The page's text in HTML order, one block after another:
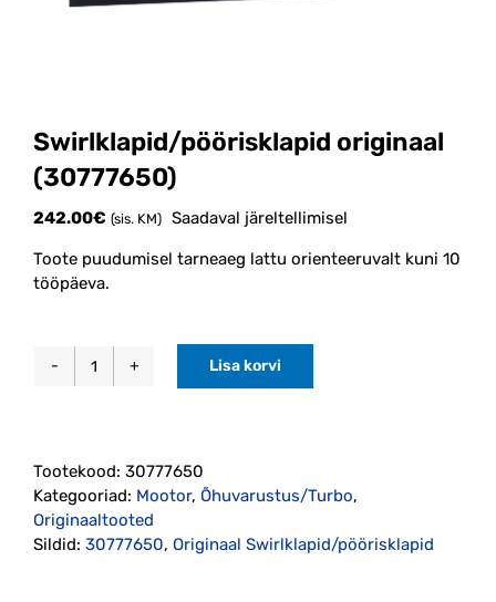
Swirlklapid/pöörisklapid originaal
(30777650)
242.00€ (sis. KM) Saadaval järeltellimisel
Toote puudumisel tarneaeg lattu orienteeruvalt kuni 10
tööpäeva.
Swirlklapid/pöörisklapid
Lisa korvi
Tootekood: 30777650
Kategooriad: Mootor, Õhuvarustus/Turbo,
Originaaltooted
Sildid: 30777650, Originaal Swirlklapid/pöörisklapid